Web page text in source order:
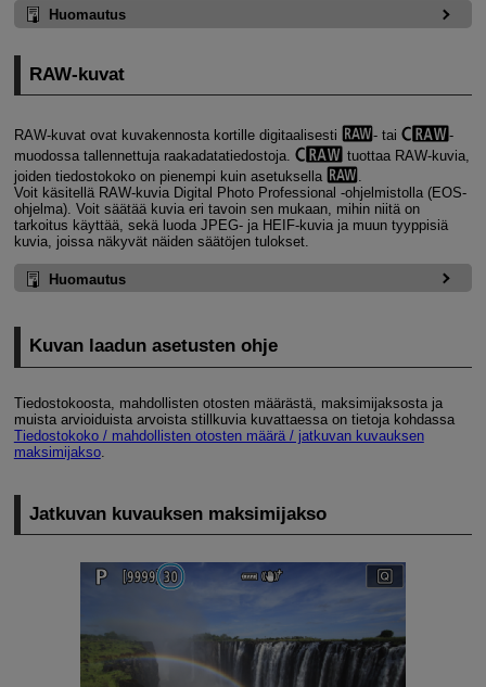
Huomautus
RAW-kuvat
RAW-kuvat ovat kuvakennosta kortille digitaalisesti - tai
-
muodossa tallennettuja raakadatatiedostoja.
tuottaa RAW-kuvia,
joiden tiedostokoko on pienempi kuin asetuksella
.
Voit käsitellä RAW-kuvia Digital Photo Professional ‑ohjelmistolla (EOS-
ohjelma). Voit säätää kuvia eri tavoin sen mukaan, mihin niitä on
tarkoitus käyttää, sekä luoda JPEG- ja HEIF-kuvia ja muun tyyppisiä
kuvia, joissa näkyvät näiden säätöjen tulokset.
Huomautus
Kuvan laadun asetusten ohje
Tiedostokoosta, mahdollisten otosten määrästä, maksimijaksosta ja
muista arvioiduista arvoista stillkuvia kuvattaessa on tietoja kohdassa
Tiedostokoko / mahdollisten otosten määrä / jatkuvan kuvauksen
maksimijakso.
Jatkuvan kuvauksen maksimijakso